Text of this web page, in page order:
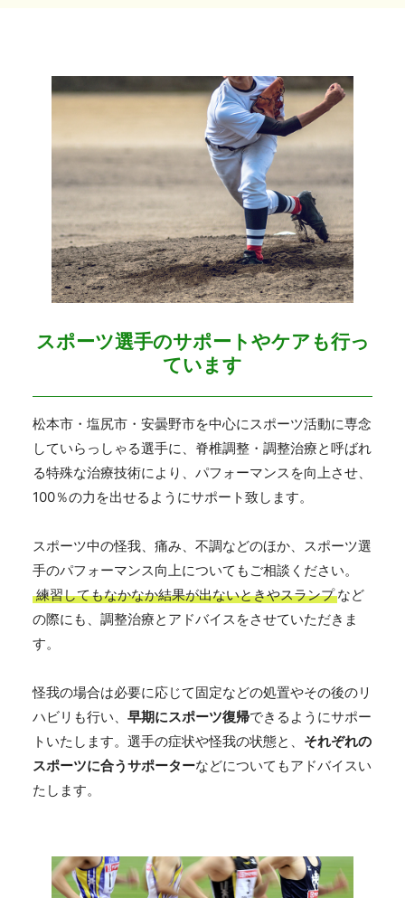
スポーツ選手のサポートやケアも行っ
ています
松本市・塩尻市・安曇野市を中心にスポーツ活動に専念
していらっしゃる選手に、脊椎調整・調整治療と呼ばれ
る特殊な治療技術により、パフォーマンスを向上させ、
100％の力を出せるようにサポート致します。
スポーツ中の怪我、痛み、不調などのほか、スポーツ選
手のパフォーマンス向上についてもご相談ください。
練習してもなかなか結果が出ないときやスランプ など
の際にも、調整治療とアドバイスをさせていただきま
す。
怪我の場合は必要に応じて固定などの処置やその後のリ
ハビリも行い、 早期にスポーツ復帰できるようにサポー
トいたします。選手の症状や怪我の状態と、 それぞれの
スポーツに合うサポーターなどについてもアドバイスい
たします。